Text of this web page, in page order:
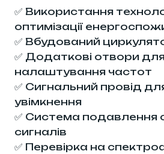
✅ Використання
оптимізації
✅ Вбудований
✅ Додаткові отвори
налаштування частот
✅ Сигнальний провід
увімкнення
✅ Система подавлення
сигналів
✅ Перевірка на